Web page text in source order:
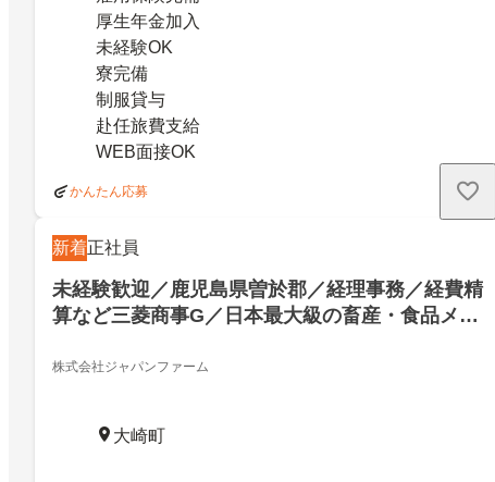
厚生年金加入
未経験OK
寮完備
制服貸与
赴任旅費支給
WEB面接OK
かんたん応募
新着正社員
未経験歓迎／鹿児島県曽於郡／経理事務／経費精
算など三菱商事G／日本最大級の畜産・食品メー
株式会社ジャパンファーム
大崎町